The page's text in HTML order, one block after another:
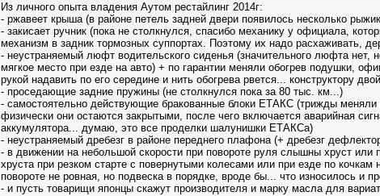
Из личного опыта владения Аутом рестайлинг 2014г:
- ржавеет крыша (в районе петель задней двери появилось несколько
- закисает ручник (пока не столкнулся, спасибо механику у официала,
механизм в задник тормозных суппортах. Поэтому их надо расхаживать,
- неустраняемый люфт водительского сиденья (значительного люфта нет,
мягкое место при езде на авто) + по гарантии меняли обогрев подушки,
рукой надавить по его середине и нить обогрева рвется... конструктору
- проседающие задние пружины (не столкнулся пока за 80 тыс. км...)
- самостоятельно действующие бракованные блоки ЕТАКС (трижды меняли
физически они остаются закрытыми, после чего включается аварийная
аккумулятора... думаю, это все проделки шалунишки ЕТАКСа)
- неустраняемый дребезг в районе переднего плафона (+ дребезг
- в движении на небольшой скорости при повороте руля слышны хруст
хруста при резком старте с повернутыми колесами или при езде по
повороте не ровная, но подвеска в порядке, вроде бы... что износилось и
- и пусть товарищи японцы скажут производителя и марку масла для